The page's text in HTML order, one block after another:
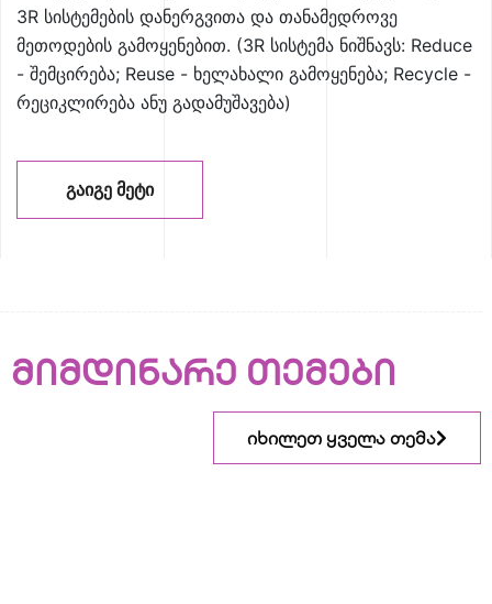
3R სისტემების დანერგვითა და თანამედროვე
მეთოდების გამოყენებით. (3R სისტემა ნიშნავს: Reduce
- შემცირება; Reuse - ხელახალი გამოყენება; Recycle -
რეციკლირება ანუ გადამუშავება)
ᲒᲐᲘᲒᲔ ᲛᲔᲢᲘ
მიმდინარე თემები
იხილეთ ყველა თემა